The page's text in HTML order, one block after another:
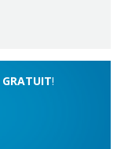
GRATUIT!